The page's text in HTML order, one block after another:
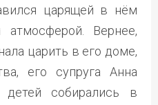
царящей в нём
Вернее,
царить в его доме,
его супруга Анна
собирались в